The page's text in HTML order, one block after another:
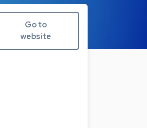
Go to
website